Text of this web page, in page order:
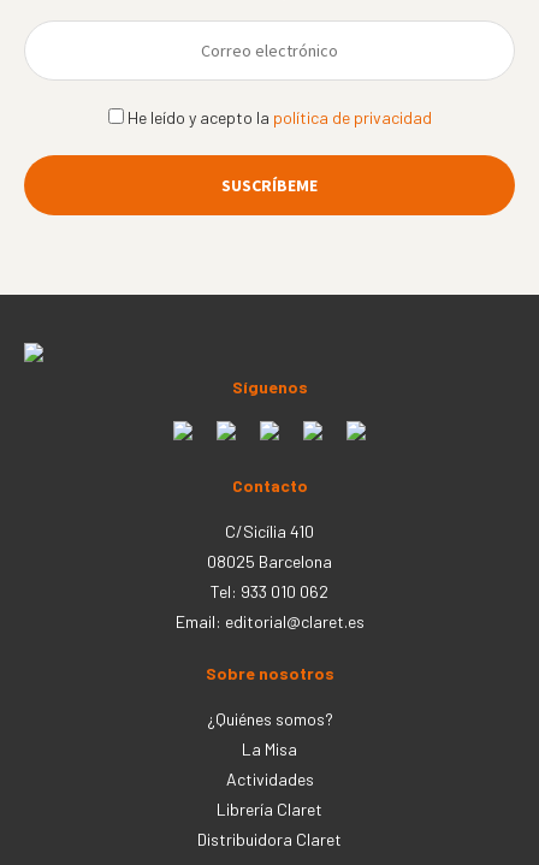
He leído y acepto la política de privacidad
Síguenos
Contacto
C/Sicília 410
08025 Barcelona
Tel: 933 010 062
Email: editorial@claret.es
Sobre nosotros
¿Quiénes somos?
La Misa
Actividades
Librería Claret
Distribuidora Claret